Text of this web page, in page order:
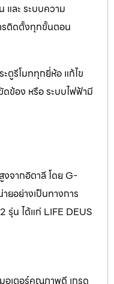
ละ ระบบความ
ติดตั้งทุกขั้นตอน
ตูรีโมททุกยี่ห้อ แก้ไข
ข้อง หรือ ระบบไฟฟ้ามี
งจากอิตาลี โดย G-
ยอย่างเป็นทางการ
รุ่น ได้แก่ LIFE DEUS
อเตอร์คุณภาพดี เกรด